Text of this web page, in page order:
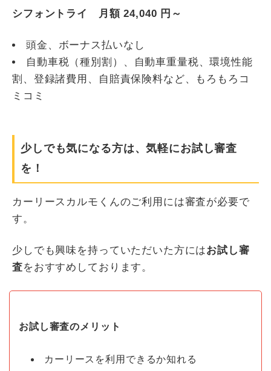
シフォントライ 月額24,040 円～
頭金、ボーナス払いなし
自動車税（種別割）、自動車重量税、環境性能
割、登録諸費用、自賠責保険料など、もろもろコ
ミコミ
少しでも気になる方は、気軽にお試し審査
を！
カーリースカルモくんのご利用には審査が必要で
す。
少しでも興味を持っていただいた方にはお試し審
査をおすすめしております。
お試し審査のメリット
カーリースを利用できるか知れる